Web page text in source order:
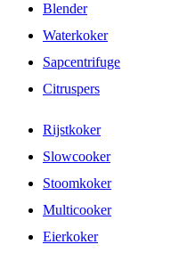
Blender
Waterkoker
Sapcentrifuge
Citruspers
Rijstkoker
Slowcooker
Stoomkoker
Multicooker
Eierkoker